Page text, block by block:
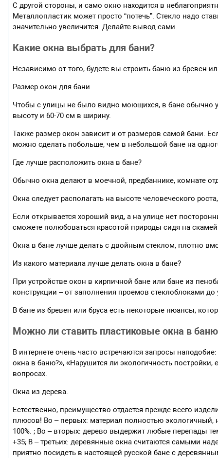
С другой стороны, и само окно находится в
Металлопластик может просто “потечь”. Стекло надо
значительно увеличится. Делайте вывод сами.
Какие окна выбрать для бани?
Независимо от того, будете вы строить баню из бревен
Размер окон для бани
Чтобы с улицы не было видно моющихся, в бане обычно
высоту и 60-70 см в ширину.
Также размер окон зависит и от размеров самой бани.
можно сделать побольше, чем в небольшой бане на
Где лучше расположить окна в бане?
Обычно окна делают в моечной, предбаннике, комнате
Окна следует располагать на высоте человеческого
Если открывается хороший вид, а на улице нет
сможете полюбоваться красотой природы сидя на
Окна в бане лучше делать с двойным стеклом, плотно
Из какого материала лучше делать окна в бане?
При устройстве окон в кирпичной бане или бане из
конструкции – от заполнения проемов стеклоблоками
В бане из бревен или бруса есть некоторые нюансы,
Можно ли ставить пластиковые окна в баню
В интернете очень часто встречаются запросы
окна в баню?», «Нарушится ли экологичность постройки,
вопросах.
Окна из дерева.
Естественно, преимущество отдается прежде всего
плюсов! Во – первых: материал полностью
100%. ; Во – вторых: дерево выдержит любые перепады
+35; В – третьих: деревянные окна считаются самыми
приятно посидеть в настоящей русской бане с